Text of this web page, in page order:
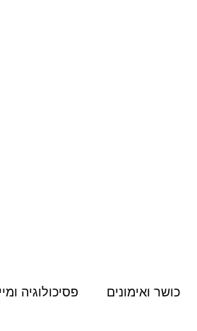
כושר ואימונים פסיכולוגיה